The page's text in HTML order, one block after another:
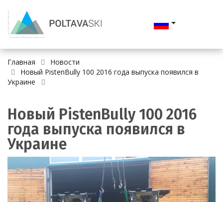
Главная
Новости
Новый PistenBully 100 2016 года выпуска появился в
Украине
Новый PistenBully 100 2016
года выпуска появился в
Украине